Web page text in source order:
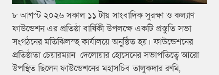
৮ আগস্ট ২০২৬ সকাল ১১ টায় সাংবাদিক সুরক্ষা ও কল্যাণ
ফাউন্ডেশন এর প্রতিষ্ঠা বার্ষিকী উপলক্ষে একটি প্রস্তুতি সভা
সংগঠনের মতিঝিলস্হ কার্যালয়ে অনুষ্ঠিত হয়। ফাউন্ডেশনের
প্রতিষ্ঠাতা চেয়ারম্যান দেলোয়ার হোসেনের সভাপতিত্বে আরো
উপস্থিত ছিলেন ফাউন্ডেশনের মহাসচিব তালুকদার রুমি,